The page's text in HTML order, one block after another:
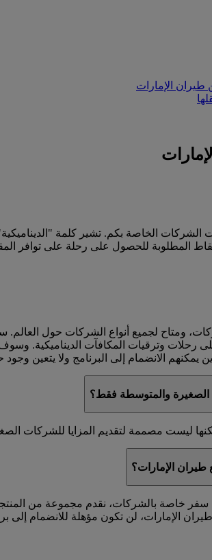
طيران الإمارات
الخاصة بكم. تشير كلمة
المطلوبة للحصول على رحلة على توافر
ومتاح لجميع أنواع الشركات حول
رحلات وترقيات المكافآت الديناميكية.
الانضمام إلى البرنامج ولا يتعين وجود
والمتوسطة فقط؟
ليست مصممة لتقديم المزايا للشركات
الإمارات؟
سفر خاصة بالشركات، نقدم مجموعة من
الإمارات، لن تكون مؤهلة للانضمام إلى